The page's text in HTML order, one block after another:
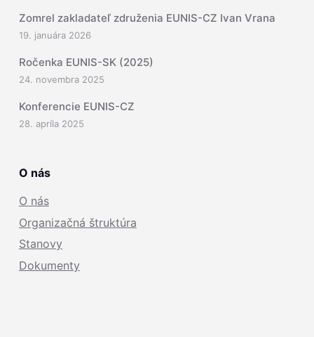
Zomrel zakladateľ združenia EUNIS-CZ Ivan Vrana
19. januára 2026
Ročenka EUNIS-SK (2025)
24. novembra 2025
Konferencie EUNIS-CZ
28. apríla 2025
O nás
O nás
Organizačná štruktúra
Stanovy
Dokumenty